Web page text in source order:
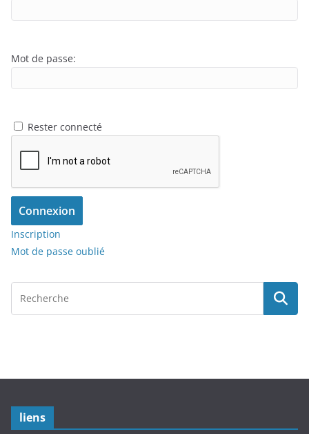
Mot de passe:
Rester connecté
Connexion
Inscription
Mot de passe oublié
liens